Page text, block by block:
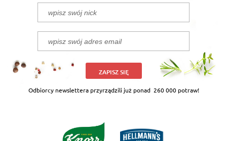
ZAPISZ SIĘ
Odbiorcy newslettera przyrządzili już ponad 260 000 potraw!